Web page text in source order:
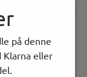
på denne
eller
i miks: 15-20%
Virginia tobakk